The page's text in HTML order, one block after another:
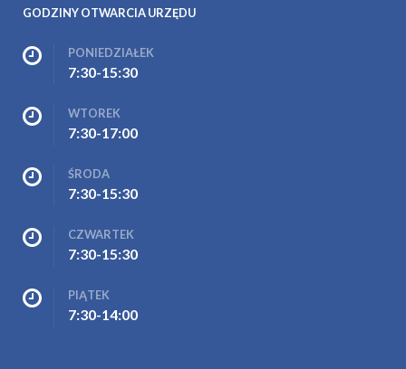
GODZINY OTWARCIA URZĘDU
PONIEDZIAŁEK
7:30-15:30
WTOREK
7:30-17:00
ŚRODA
7:30-15:30
CZWARTEK
7:30-15:30
PIĄTEK
7:30-14:00